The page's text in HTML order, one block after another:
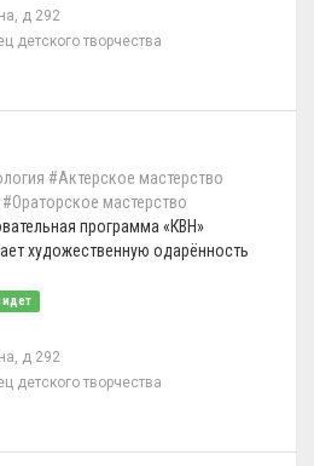
д 292
детского творчества
#Актерское мастерство
#Ораторское мастерство
программа «КВН»
художественную одарённость
д 292
детского творчества